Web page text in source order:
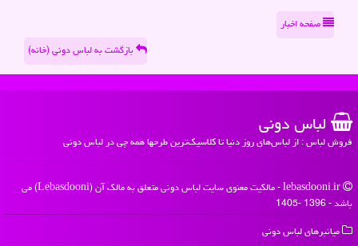
صفحه اخبار
بازگشت به لباس دونی (خانه)
لباس دونی
فروش لباس : از لباس‌های روز دنیا تا کلاسیک‌ترین طرحها همه چی در لباس دونی
lebasdooni.ir - مالکیت معنوی سایت لباس دونی متعلق به مالک آن (Lebasdooni) می
باشد - 1396 -1405
میانبرهای لباس دونی